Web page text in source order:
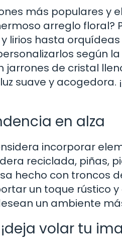
más populares y
arreglo floral?
lirios hasta
según
de cristal
suave y acogedora.
en alza
incorporar
reciclada, piñas,
hecho con troncos
un toque rústico y
un ambiente
volar tu